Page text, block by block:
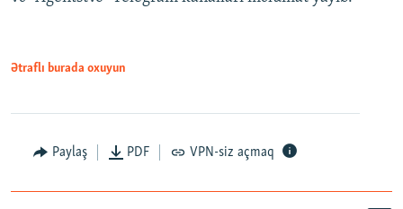
Ətraflı burada oxuyun
Paylaş PDF VPN-siz açmaq